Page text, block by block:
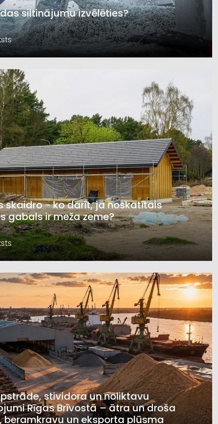
siltinājumu izvēlēties?
skaidro - ko darīt, ja noskatītais
gabals ir meža zeme?
stividora un noliktavu
Rīgas Brīvostā – ātra un droša
beramkravu un eksporta plūsma